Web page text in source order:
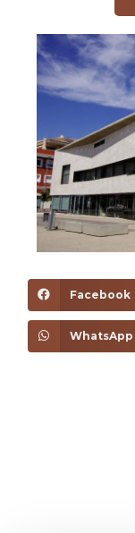
Facebook
WhatsApp